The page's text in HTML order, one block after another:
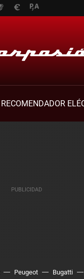
RECOMENDADOR
Peugeot Bugatti